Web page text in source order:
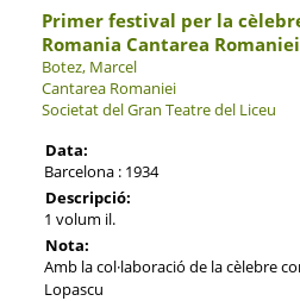
Primer festival per la
Romania Cantarea Romaniei
Botez, Marcel
Cantarea Romaniei
Societat del Gran Teatre del Liceu
Data:
Barcelona : 1934
Descripció:
1 volum il.
Nota:
Amb la col·laboració de la cèlebre
Lopascu